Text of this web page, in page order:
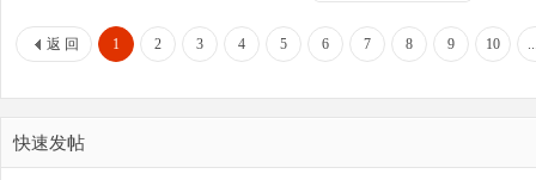
返 回 1 2 3 4 5 6 7 8 9 10
快速发帖